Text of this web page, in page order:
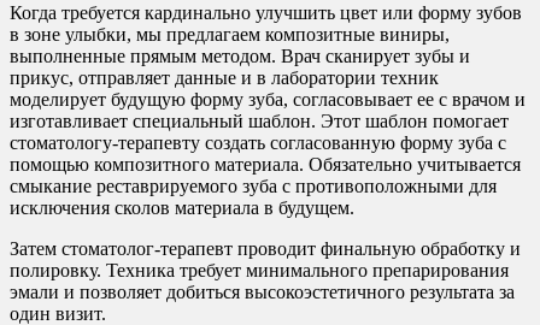
Когда требуется кардинально улучшить цвет или форму зубов
в зоне улыбки, мы предлагаем композитные виниры,
выполненные прямым методом. Врач сканирует зубы и
прикус, отправляет данные и в лаборатории техник
моделирует будущую форму зуба, согласовывает ее с врачом и
изготавливает специальный шаблон. Этот шаблон помогает
стоматологу-терапевту создать согласованную форму зуба с
помощью композитного материала. Обязательно учитывается
смыкание реставрируемого зуба с противоположными для
исключения сколов материала в будущем.
Затем стоматолог-терапевт проводит финальную обработку и
полировку. Техника требует минимального препарирования
эмали и позволяет добиться высокоэстетичного результата за
один визит.